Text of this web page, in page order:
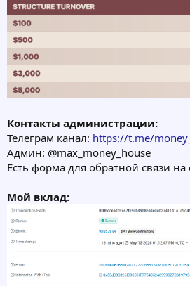
Контакты администрации:
Телеграм канал: https://t.me/
Админ: @max_money_house
Есть форма для обратной связи на
Мой вклад: